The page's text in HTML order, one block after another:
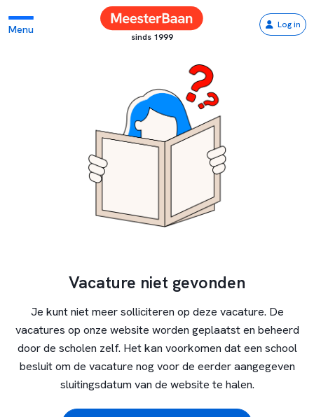
Menu
sinds 1999
Log in
Vacature niet gevonden
Je kunt niet meer solliciteren op deze vacature. De
vacatures op onze website worden geplaatst en beheerd
door de scholen zelf. Het kan voorkomen dat een school
besluit om de vacature nog voor de eerder aangegeven
sluitingsdatum van de website te halen.